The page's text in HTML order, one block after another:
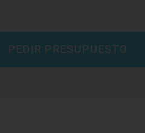
PEDIR PRESUPUESTO